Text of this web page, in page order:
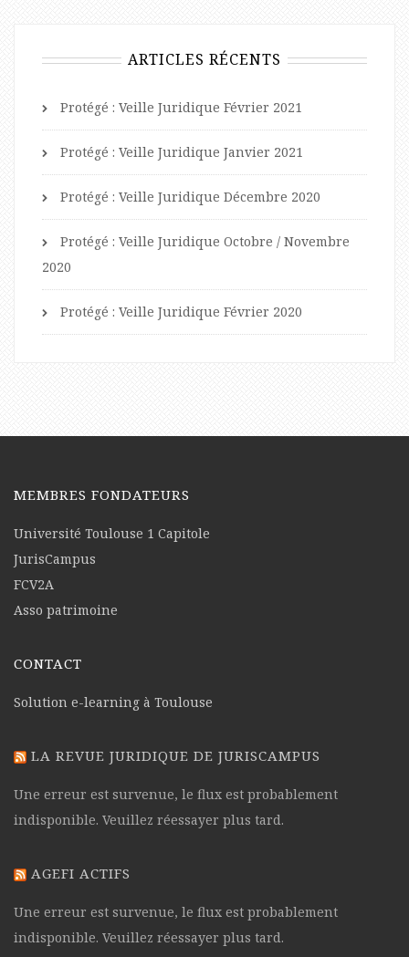
ARTICLES RÉCENTS
Protégé : Veille Juridique Février 2021
Protégé : Veille Juridique Janvier 2021
Protégé : Veille Juridique Décembre 2020
Protégé : Veille Juridique Octobre / Novembre
2020
Protégé : Veille Juridique Février 2020
MEMBRES FONDATEURS
Université Toulouse 1 Capitole
JurisCampus
FCV2A
Asso patrimoine
CONTACT
Solution e-learning à Toulouse
LA REVUE JURIDIQUE DE JURISCAMPUS
Une erreur est survenue, le flux est probablement
indisponible. Veuillez réessayer plus tard.
AGEFI ACTIFS
Une erreur est survenue, le flux est probablement
indisponible. Veuillez réessayer plus tard.